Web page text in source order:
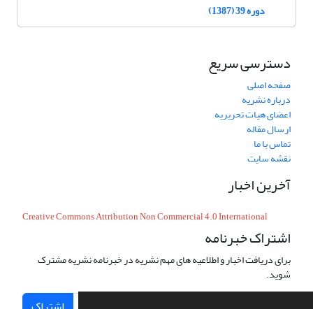
دوره 39 (1387)
دسترسی سریع
صفحه اصلی
درباره نشریه
اعضای هیات تحریریه
ارسال مقاله
تماس با ما
نقشه سایت
آخرین اخبار
Creative Commons Attribution Non Commercial 4.0 International
اشتراک خبرنامه
برای دریافت اخبار و اطلاعیه های مهم نشریه در خبرنامه نشریه مشترک
شوید.